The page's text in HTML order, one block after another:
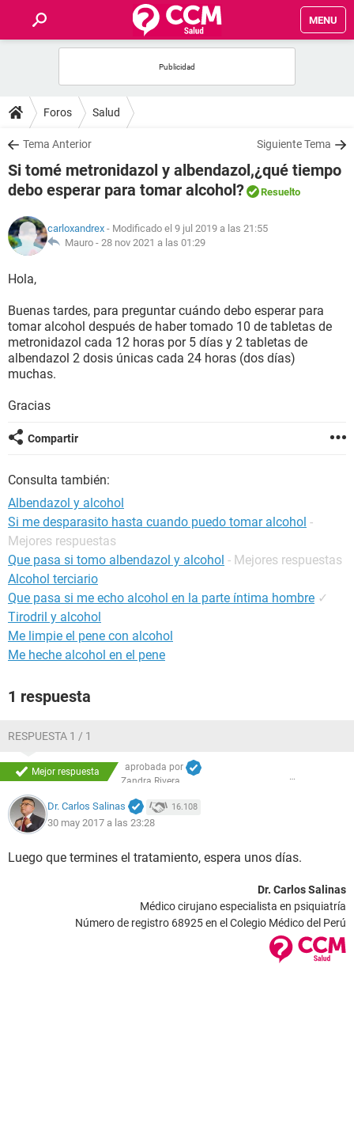
MENU
FOROS
SALUD
FAMILIA
NUTRICIÓN
SEXUALIDAD
GLOSARIO
Foros Salud
Tema Anterior Siguiente Tema
Si tomé metronidazol y albendazol,¿qué tiempo
debo esperar para tomar alcohol?
Resuelto
carloxandrex - Modificado el 9 jul 2019 a las 21:55
Mauro - 28 nov 2021 a las 01:29
Hola,
Buenas tardes, para preguntar cuándo debo esperar para
tomar alcohol después de haber tomado 10 de tabletas de
metronidazol cada 12 horas por 5 días y 2 tabletas de
albendazol 2 dosis únicas cada 24 horas (dos días)
muchas.
Gracias
Compartir
Consulta también:
Albendazol y alcohol
Si me desparasito hasta cuando puedo tomar alcohol -
Mejores respuestas
Que pasa si tomo albendazol y alcohol - Mejores respuestas
Alcohol terciario
Que pasa si me echo alcohol en la parte íntima hombre ✓
Tirodril y alcohol
Me limpie el pene con alcohol
Me heche alcohol en el pene
1 respuesta
RESPUESTA 1 / 1
Mejor respuesta
aprobada por
Zandra Rivera
Dr. Carlos Salinas 16.108
30 may 2017 a las 23:28
Luego que termines el tratamiento, espera unos días.
Dr. Carlos Salinas
Médico cirujano especialista en psiquiatría
Número de registro 68925 en el Colegio Médico del Perú